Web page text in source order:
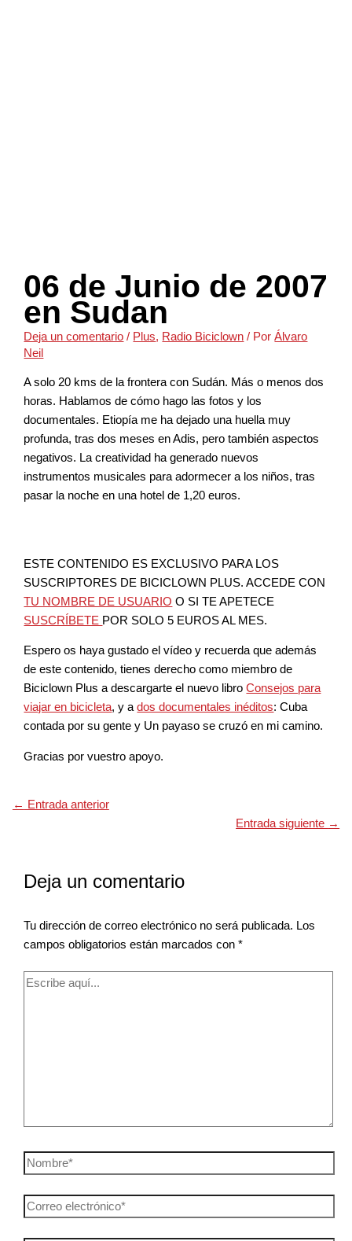
06 de Junio de 2007
en Sudan
Deja un comentario / Plus, Radio Biciclown / PorÁlvaro
Neil
A solo 20 kms de la frontera con Sudán. Más o menos dos
horas. Hablamos de cómo hago las fotos y los
documentales. Etiopía me ha dejado una huella muy
profunda, tras dos meses en Adis, pero también aspectos
negativos. La creatividad ha generado nuevos
instrumentos musicales para adormecer a los niños, tras
pasar la noche en una hotel de 1,20 euros.
ESTE CONTENIDO ES EXCLUSIVO PARA LOS
SUSCRIPTORES DE BICICLOWN PLUS. ACCEDE CON
TU NOMBRE DE USUARIO O SI TE APETECE
SUSCRÍBETE POR SOLO 5 EUROS AL MES.
Espero os haya gustado el vídeo y recuerda que además
de este contenido, tienes derecho como miembro de
Biciclown Plus a descargarte el nuevo libroConsejos para
viajar en bicicleta, y ados documentales inéditos: Cuba
contada por su gente y Un payaso se cruzó en mi camino.
Gracias por vuestro apoyo.
← Entrada anterior
Entrada siguiente →
Deja un comentario
Tu dirección de correo electrónico no será publicada. Los
campos obligatorios están marcados con*